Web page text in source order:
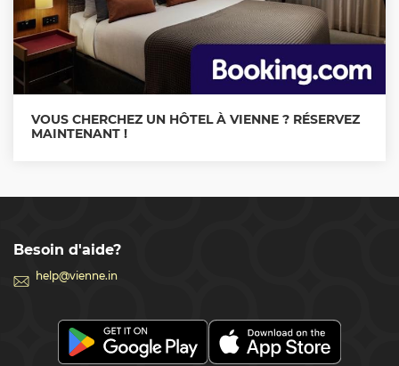
VOUS CHERCHEZ UN HÔTEL À VIENNE ? RÉSERVEZ
MAINTENANT !
Besoin d'aide?
help@vienne.in